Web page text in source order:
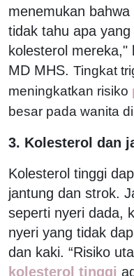
menemukan
tidak tahu apa
kolesterol mereka,"
MD MHS. Tingkat
meningkatkan risiko
besar pada wanita
3. Kolesterol dan
Kolesterol tinggi
jantung dan strok.
seperti nyeri dada,
nyeri yang tidak
dan kaki. “Risiko
kolesterol tinggi